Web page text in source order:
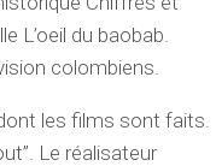
L’oeil du baobab.
colombiens.
les films sont faits.
Le réalisateur